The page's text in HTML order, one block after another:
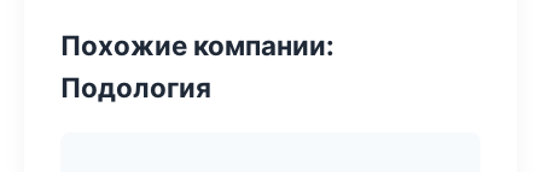
Похожие компании:
Подология